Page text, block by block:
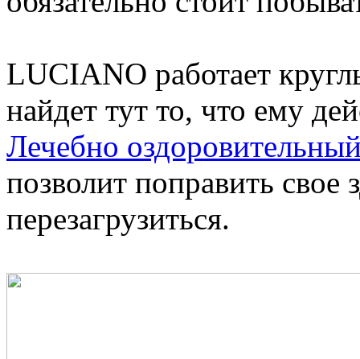
LUCIANO работает
найдет тут то, что ему
Лечебно
позволит поправить свое
перезагрузиться.